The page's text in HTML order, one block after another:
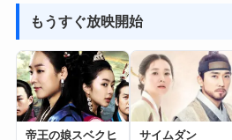
もうすぐ放映開始
帝王の娘スベクヒ
サイムダン